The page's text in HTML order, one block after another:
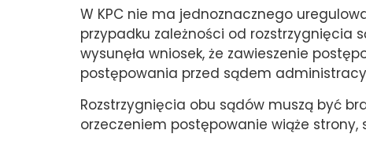
W KPC nie ma jednoznacznego
przypadku zależności od rozstrzygnięcia
wysunęła wniosek, że zawieszenie
postępowania przed sądem
Rozstrzygnięcia obu sądów muszą być
orzeczeniem postępowanie wiąże